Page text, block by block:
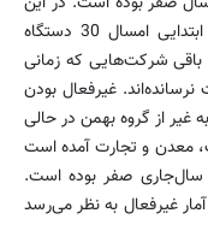
میان تنها گروه بهمن بوده كه در شش ماه ابتدایی امسال 30 دستگاه
شركت‌هایی كه زمانی
غیرفعال بودن
از گروه بهمن در حالی
صنعت، معدن و تجارت آمده است
سال‌جاری صفر بوده است.
غیرفعال به نظر می‌رسد